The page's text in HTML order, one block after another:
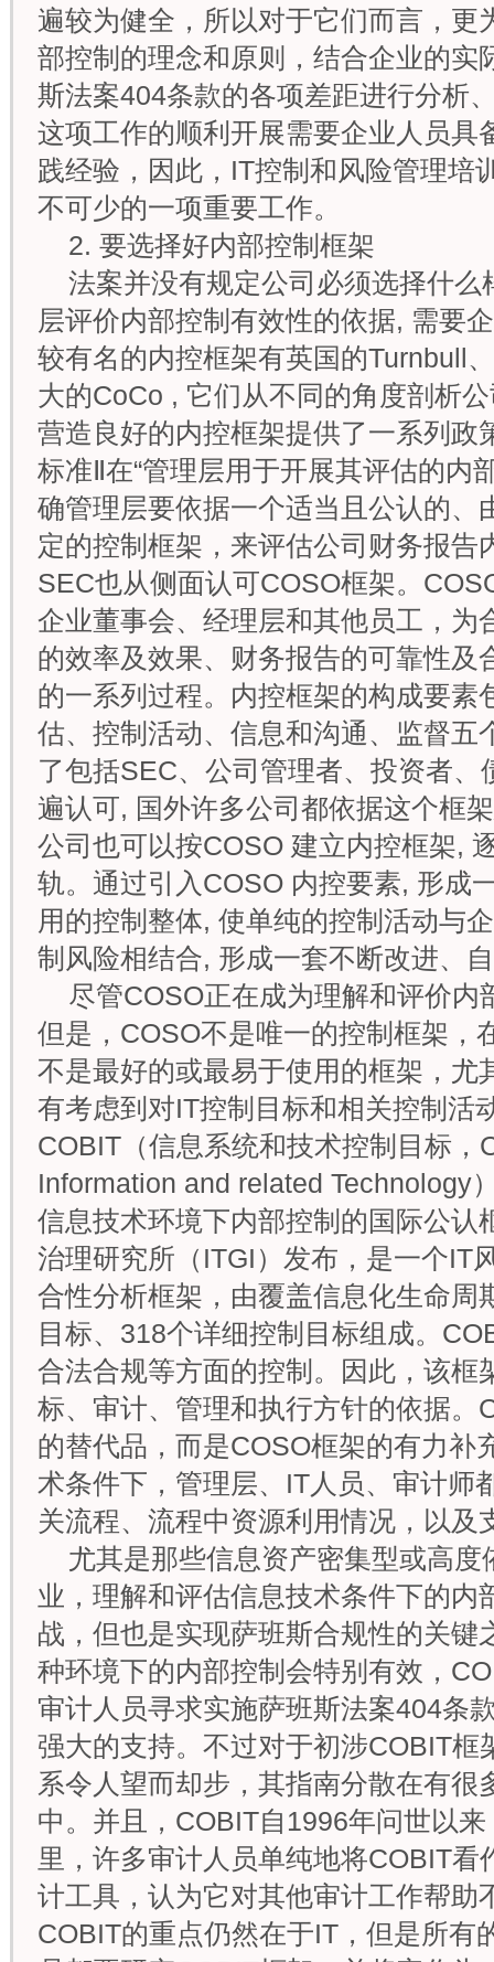
遍较为健全，所以对于它们而言，更
部控制的理念和原则，结合企业的实
斯法案404条款的各项差距进行分析
这项工作的顺利开展需要企业人员具
践经验，因此，IT控制和风险管理培
不可少的一项重要工作。
2. 要选择好内部控制框架
法案并没有规定公司必须选择什么
层评价内部控制有效性的依据, 需要
较有名的内控框架有英国的Turnbull
大的CoCo , 它们从不同的角度剖析
营造良好的内控框架提供了一系列政
标准Ⅱ在“管理层用于开展其评估的内
确管理层要依据一个适当且公认的、
定的控制框架，来评估公司财务报告
SEC也从侧面认可COSO框架。
企业董事会、经理层和其他员工，为
的效率及效果、财务报告的可靠性及
的一系列过程。内控框架的构成要素
估、控制活动、信息和沟通、监督五
了包括SEC、公司管理者、投资者、
遍认可, 国外许多公司都依据这个框
公司也可以按COSO 建立内控框架,
轨。通过引入COSO 内控要素, 形成
用的控制整体, 使单纯的控制活动与
制风险相结合, 形成一套不断改进、
尽管COSO正在成为理解和评价内
但是，COSO不是唯一的控制框架，
不是最好的或最易于使用的框架，尤
有考虑到对IT控制目标和相关控制活
COBIT（信息系统和技术控制目标，
Information and related Technology
信息技术环境下内部控制的国际公认
治理研究所（ITGI）发布，是一个IT
合性分析框架，由覆盖信息化生命周
目标、318个详细控制目标组成。
合法合规等方面的控制。因此，该框
标、审计、管理和执行方针的依据。
的替代品，而是COSO框架的有力补
术条件下，管理层、IT人员、审计师
关流程、流程中资源利用情况，以及
尤其是那些信息资产密集型或高
业，理解和评估信息技术条件下的内
战，但也是实现萨班斯合规性的关键
种环境下的内部控制会特别有效，
审计人员寻求实施萨班斯法案404条
强大的支持。不过对于初涉COBIT框
系令人望而却步，其指南分散在有很
中。并且，COBIT自1996年问世以
里，许多审计人员单纯地将COBIT看
计工具，认为它对其他审计工作帮助
COBIT的重点仍然在于IT，但是所有